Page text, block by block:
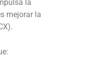
la
mejorar la